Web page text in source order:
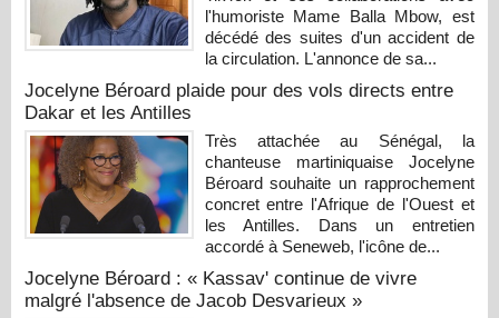
l'humoriste Mame Balla Mbow, est
décédé des suites d'un accident de
la circulation. L'annonce de sa...
Jocelyne Béroard plaide pour des vols directs entre
Dakar et les Antilles
Très attachée au Sénégal, la
chanteuse martiniquaise Jocelyne
Béroard souhaite un rapprochement
concret entre l'Afrique de l'Ouest et
les Antilles. Dans un entretien
accordé à Seneweb, l'icône de...
Jocelyne Béroard : « Kassav' continue de vivre
malgré l'absence de Jacob Desvarieux »